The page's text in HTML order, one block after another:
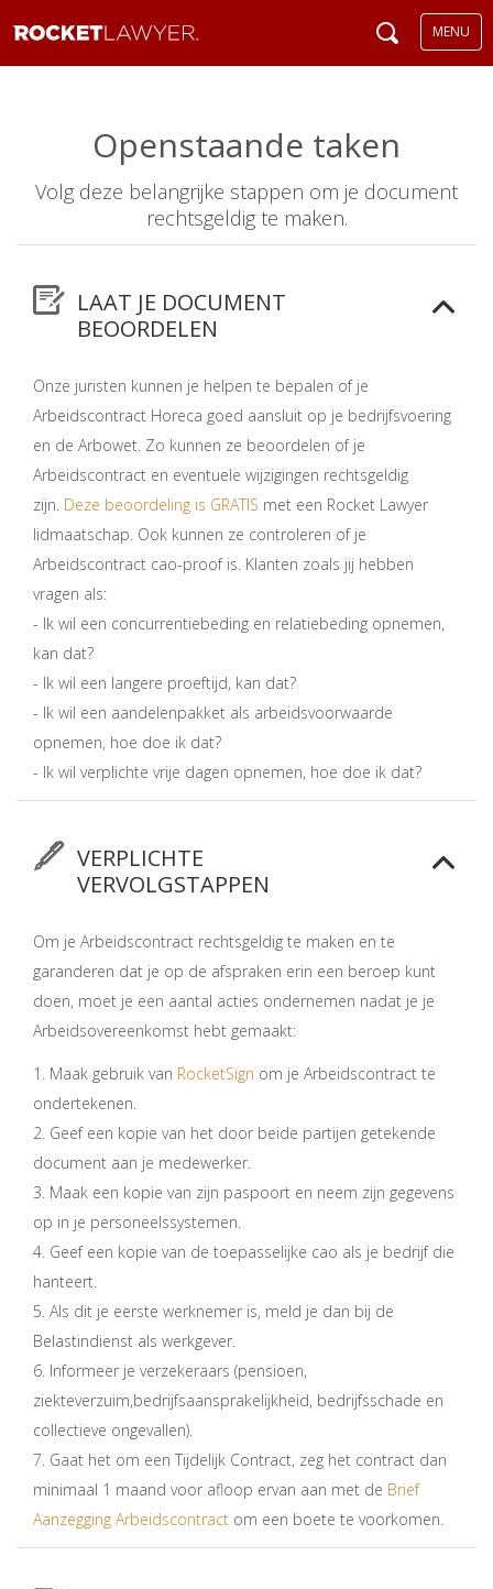
MENU
Openstaande taken
Volg deze belangrijke stappen om je document
rechtsgeldig te maken.
LAAT JE DOCUMENT
BEOORDELEN
Onze juristen kunnen je helpen te bepalen of je
Arbeidscontract Horeca goed aansluit op je bedrijfsvoering
en de Arbowet. Zo kunnen ze beoordelen of je
Arbeidscontract en eventuele wijzigingen rechtsgeldig
zijn. Deze beoordeling is GRATIS met een Rocket Lawyer
lidmaatschap. Ook kunnen ze controleren of je
Arbeidscontract cao-proof is. Klanten zoals jij hebben
vragen als:
- Ik wil een concurrentiebeding en relatiebeding opnemen,
kan dat?
- Ik wil een langere proeftijd, kan dat?
- Ik wil een aandelenpakket als arbeidsvoorwaarde
opnemen, hoe doe ik dat?
- Ik wil verplichte vrije dagen opnemen, hoe doe ik dat?
VERPLICHTE
VERVOLGSTAPPEN
Om je Arbeidscontract rechtsgeldig te maken en te
garanderen dat je op de afspraken erin een beroep kunt
doen, moet je een aantal acties ondernemen nadat je je
Arbeidsovereenkomst hebt gemaakt:
1. Maak gebruik van RocketSign om je Arbeidscontract te
ondertekenen.
2. Geef een kopie van het door beide partijen getekende
document aan je medewerker.
3. Maak een kopie van zijn paspoort en neem zijn gegevens
op in je personeelssystemen.
4. Geef een kopie van de toepasselijke cao als je bedrijf die
hanteert.
5. Als dit je eerste werknemer is, meld je dan bij de
Belastindienst als werkgever.
6. Informeer je verzekeraars (pensioen,
ziekteverzuim,bedrijfsaansprakelijkheid, bedrijfsschade en
collectieve ongevallen).
7. Gaat het om een Tijdelijk Contract, zeg het contract dan
minimaal 1 maand voor afloop ervan aan met de Brief
Aanzegging Arbeidscontract om een boete te voorkomen.